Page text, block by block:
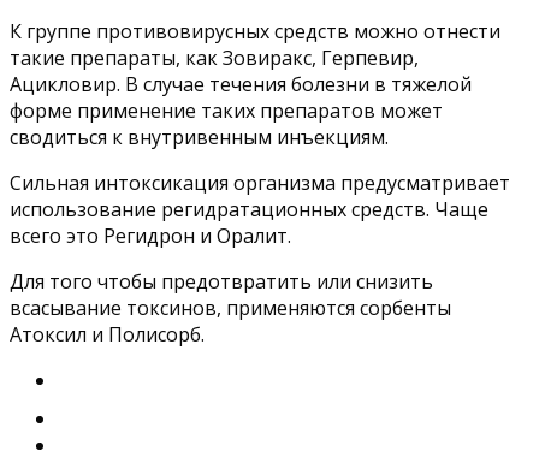
К группе противовирусных средств можно отнести
такие препараты, как Зовиракс, Герпевир,
Ацикловир. В случае течения болезни в тяжелой
форме применение таких препаратов может
сводиться к внутривенным инъекциям.
Сильная интоксикация организма предусматривает
использование регидратационных средств. Чаще
всего это Регидрон и Оралит.
Для того чтобы предотвратить или снизить
всасывание токсинов, применяются сорбенты
Атоксил и Полисорб.